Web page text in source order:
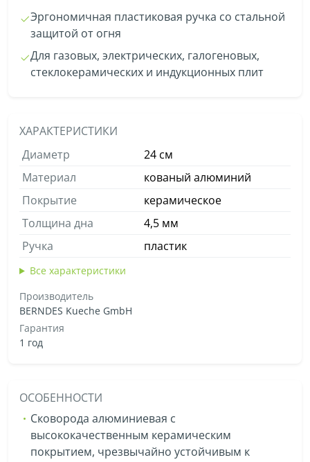
Эргономичная пластиковая ручка со стальной
защитой от огня
Для газовых, электрических, галогеновых,
стеклокерамических и индукционных плит
ХАРАКТЕРИСТИКИ
Диаметр
24 см
Материал
кованый алюминий
Покрытие
керамическое
Толщина дна
4,5 мм
Ручка
пластик
Все характеристики
Производитель
BERNDES Kueche GmbH
Гарантия
1 год
ОСОБЕННОСТИ
Сковорода алюминиевая с
высококачественным керамическим
покрытием, чрезвычайно устойчивым к